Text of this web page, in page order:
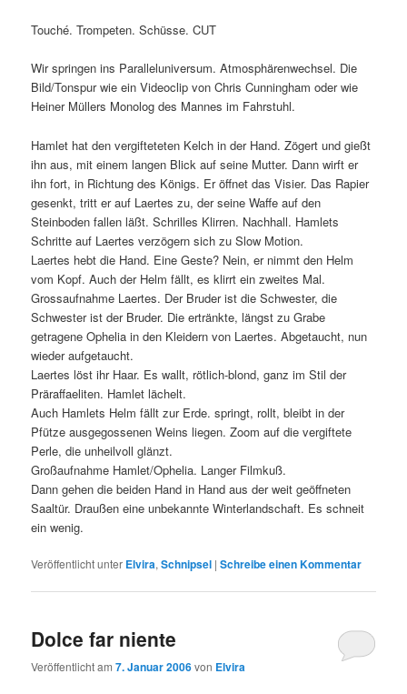
Touché. Trompeten. Schüsse. CUT
Wir springen ins Paralleluniversum. Atmosphärenwechsel. Die
Bild/Tonspur wie ein Videoclip von Chris Cunningham oder wie
Heiner Müllers Monolog des Mannes im Fahrstuhl.
Hamlet hat den vergifteteten Kelch in der Hand. Zögert und gießt
ihn aus, mit einem langen Blick auf seine Mutter. Dann wirft er
ihn fort, in Richtung des Königs. Er öffnet das Visier. Das Rapier
gesenkt, tritt er auf Laertes zu, der seine Waffe auf den
Steinboden fallen läßt. Schrilles Klirren. Nachhall. Hamlets
Schritte auf Laertes verzögern sich zu Slow Motion.
Laertes hebt die Hand. Eine Geste? Nein, er nimmt den Helm
vom Kopf. Auch der Helm fällt, es klirrt ein zweites Mal.
Grossaufnahme Laertes. Der Bruder ist die Schwester, die
Schwester ist der Bruder. Die ertränkte, längst zu Grabe
getragene Ophelia in den Kleidern von Laertes. Abgetaucht, nun
wieder aufgetaucht.
Laertes löst ihr Haar. Es wallt, rötlich-blond, ganz im Stil der
Präraffaeliten. Hamlet lächelt.
Auch Hamlets Helm fällt zur Erde. springt, rollt, bleibt in der
Pfütze ausgegossenen Weins liegen. Zoom auf die vergiftete
Perle, die unheilvoll glänzt.
Großaufnahme Hamlet/Ophelia. Langer Filmkuß.
Dann gehen die beiden Hand in Hand aus der weit geöffneten
Saaltür. Draußen eine unbekannte Winterlandschaft. Es schneit
ein wenig.
Veröffentlicht unter Elvira,Schnipsel |Schreibe einen Kommentar
Dolce far niente
Veröffentlicht am7. Januar 2006von Elvira